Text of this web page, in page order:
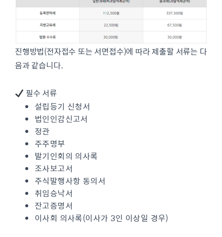
진행방법(전자접수 또는 서면접수)에 따라 제출할 서류는 다
음과 같습니다.
필수 서류
설립등기 신청서
법인인감신고서
정관
주주명부
발기인회의 의사록
조사보고서
주식발행사항 동의서
취임승낙서
잔고증명서
이사회 의사록(이사가 3인 이상일 경우)